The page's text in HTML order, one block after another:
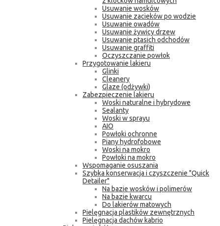
Usuwanie wosków
Usuwanie zacieków po wodzie
Usuwanie owadów
Usuwanie żywicy drzew
Usuwanie ptasich odchodów
Usuwanie graffiti
Oczyszczanie powłok
Przygotowanie lakieru
Glinki
Cleanery
Glaze (odżywki)
Zabezpieczenie lakieru
Woski naturalne i hybrydowe
Sealanty
Woski w sprayu
AIO
Powłoki ochronne
Piany hydrofobowe
Woski na mokro
Powłoki na mokro
Wspomaganie osuszania
Szybka konserwacja i czyszczenie "Quick
Detailer"
Na bazie wosków i polimerów
Na bazie kwarcu
Do lakierów matowych
Pielęgnacja plastików zewnętrznych
Pielęgnacja dachów kabrio